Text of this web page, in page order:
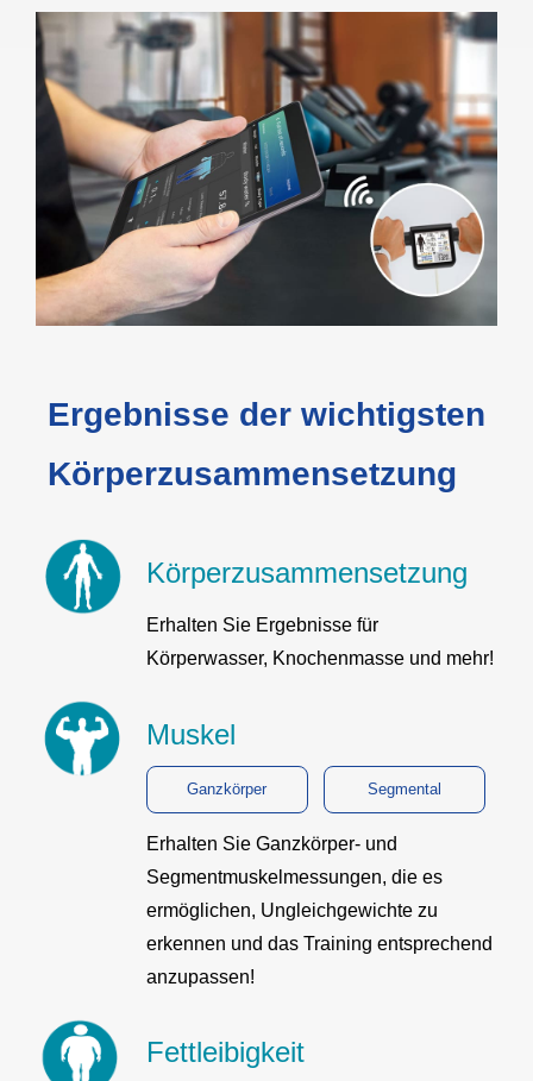
Ergebnisse der wichtigsten
Körperzusammensetzung
Körperzusammensetzung
Erhalten Sie Ergebnisse für
Körperwasser, Knochenmasse und mehr!
Muskel
Ganzkörper Segmental
Erhalten Sie Ganzkörper- und
Segmentmuskelmessungen, die es
ermöglichen, Ungleichgewichte zu
erkennen und das Training entsprechend
anzupassen!
Fettleibigkeit